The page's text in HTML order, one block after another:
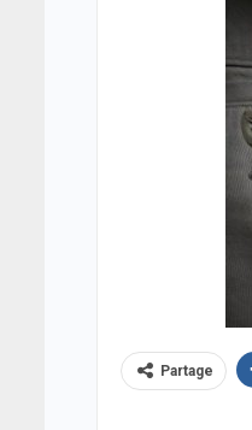
Partage